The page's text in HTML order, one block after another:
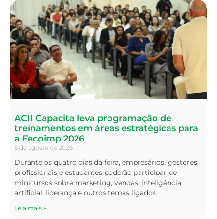
ACII Capacita leva programação de
treinamentos em áreas estratégicas para
a Fecoimp 2026
5 de agosto de 2026
Durante os quatro dias da feira, empresários, gestores,
profissionais e estudantes poderão participar de
minicursos sobre marketing, vendas, inteligência
artificial, liderança e outros temas ligados
Leia mais »